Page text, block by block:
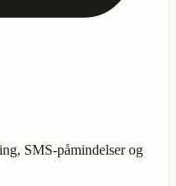
SMS-påmindelser og